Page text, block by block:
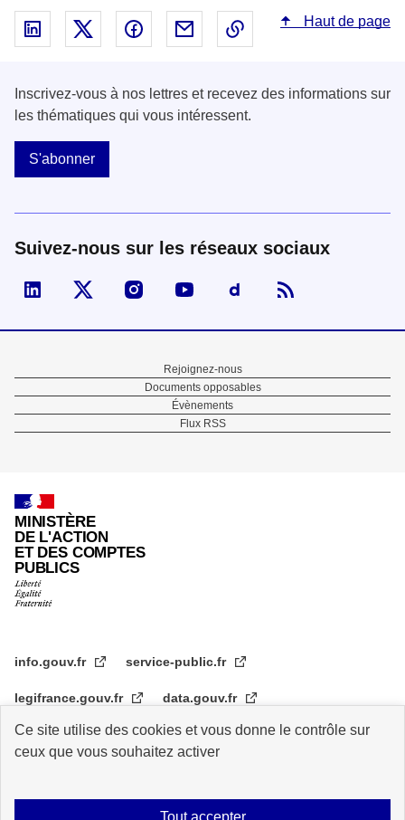
Ce site utilise des cookies et vous donne le contrôle sur
ceux que vous souhaitez activer
Tout accepter
Partager sur Linked In - nouvelle fenêtre
Partager sur X - nouvelle fenêtre
Partager sur Facebook - nouvelle
Partager par email - nouvelle
Copier le lien dans le
Haut de page
Inscrivez-vous à nos lettres et recevez des informations sur
les thématiques qui vous intéressent.
S'abonner
Suivez-nous sur les réseaux sociaux
Visiter la page Linked In de fonction publique
Visiter la page X de fonction publique
Visiter la page Instagram de fonction
Visiter la page You Tube de
Visiter la page
Pied
de
Rejoignez-nous
Documents opposables
Évènements
Flux RSS
MINISTÈRE
DE L'ACTION
ET DES COMPTES
PUBLICS
info.gouv.fr service-public.fr
legifrance.gouv.fr data.gouv.fr
transformation.gouv.fr